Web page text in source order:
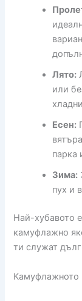
Лято:
или
Есен:
парка
Зима:
пух и
Най-хубавото
камуфлажно
ти служат
Камуфлажното